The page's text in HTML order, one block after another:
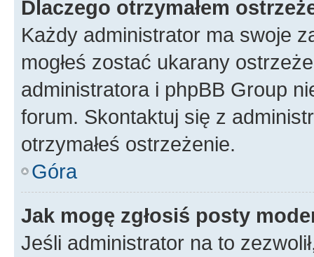
Dlaczego otrzymałem
Każdy administrator ma swoje
mogłeś zostać ukarany
administratora i phpBB Group
forum. Skontaktuj się z
otrzymałeś ostrzeżenie.
Góra
Jak mogę zgłosiś posty
Jeśli administrator na to